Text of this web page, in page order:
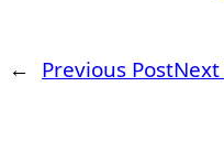
← Previous Post